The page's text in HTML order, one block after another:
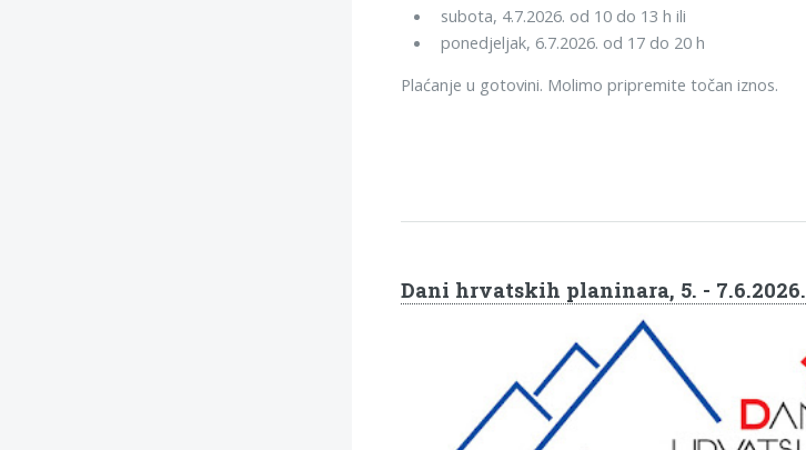
subota, 4.7.2026. od 10 do 13 h ili
ponedjeljak, 6.7.2026. od 17 do 20 h
Plaćanje u gotovini. Molimo pripremite točan iznos.
Dani hrvatskih planinara, 5. - 7.6.2026.